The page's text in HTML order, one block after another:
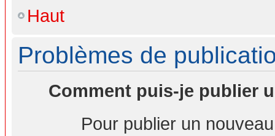
Haut
Problèmes de
Comment puis-je publier
Pour publier un